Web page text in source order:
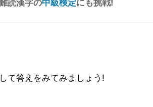
読漢字の中級検定にも挑戦!
て答えをみてみましょう!